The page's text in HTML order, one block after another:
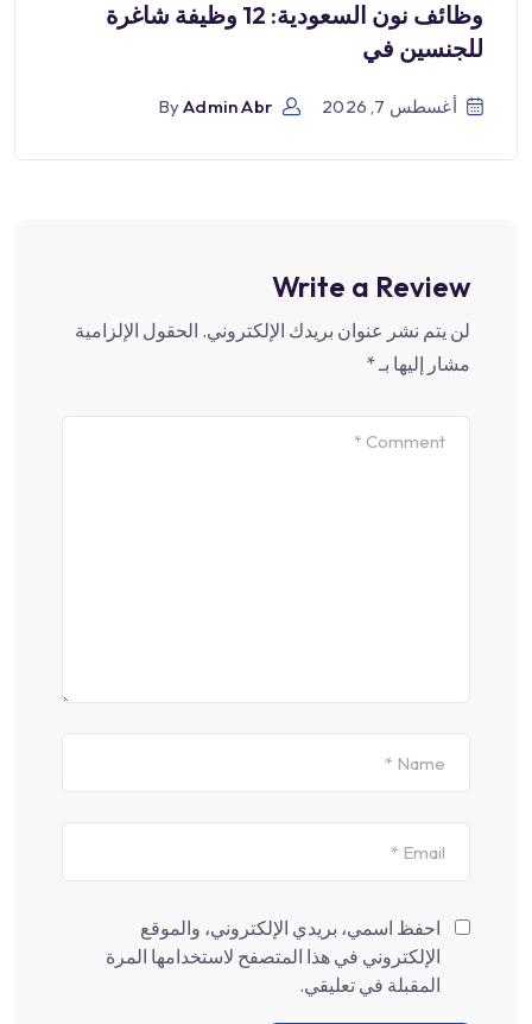
وظائف نون السعودية: 12 وظيفة شاغرة
للجنسين في
أغسطس 7, 2026 ByAdmin Abr
Write a Review
لن يتم نشر عنوان بريدك الإلكتروني. الحقول الإلزامية
مشار إليها بـ*
احفظ اسمي، بريدي الإلكتروني، والموقع
الإلكتروني في هذا المتصفح لاستخدامها المرة
المقبلة في تعليقي.